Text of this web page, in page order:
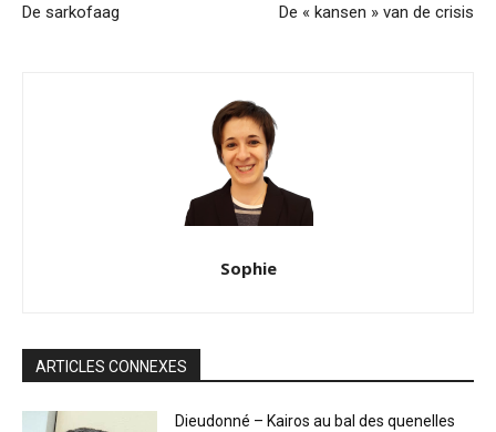
De sarkofaag De « kansen » van de crisis
Sophie
ARTICLES CONNEXES
Dieudonné – Kairos au bal des quenelles